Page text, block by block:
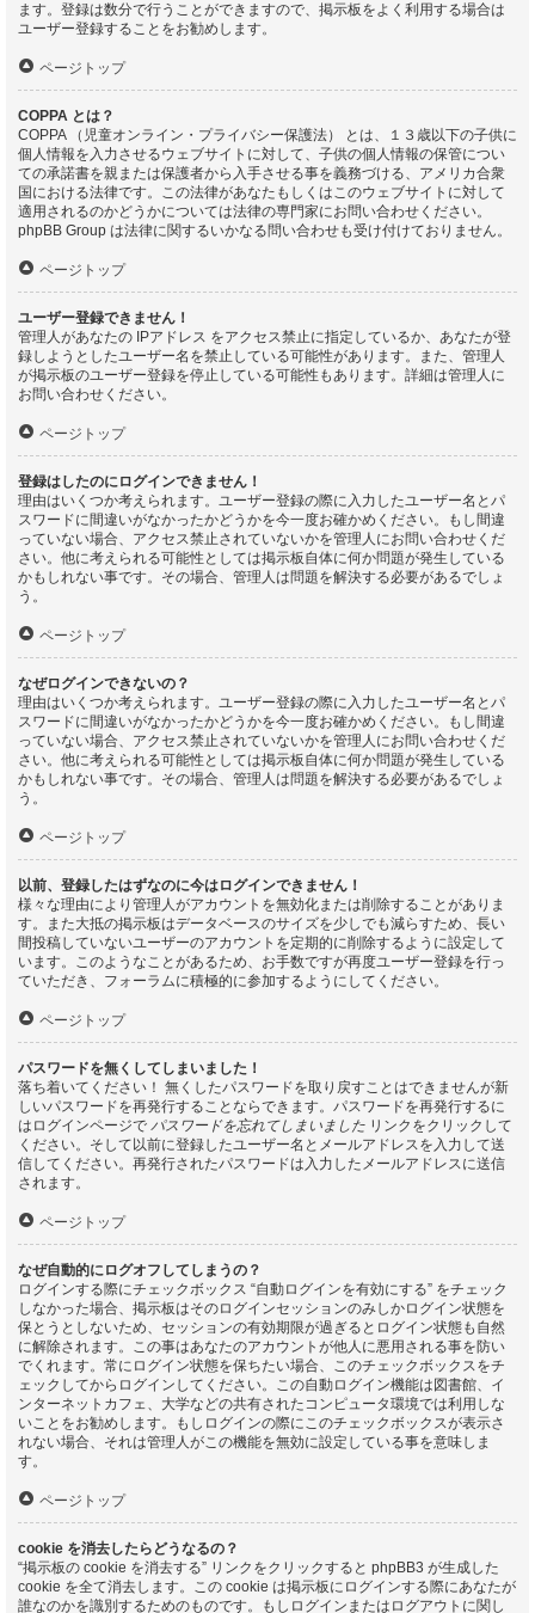
ます。登録は数分で行うことができますので、掲示板をよく利用する場合は
ユーザー登録することをお勧めします。
ページトップ
COPPA とは？
COPPA （児童オンライン・プライバシー保護法） とは、１３歳以下の子供に
個人情報を入力させるウェブサイトに対して、子供の個人情報の保管につい
ての承諾書を親または保護者から入手させる事を義務づける、アメリカ合衆
国における法律です。この法律があなたもしくはこのウェブサイトに対して
適用されるのかどうかについては法律の専門家にお問い合わせください。
phpBB Group は法律に関するいかなる問い合わせも受け付けておりません。
ページトップ
ユーザー登録できません！
管理人があなたの IPアドレス をアクセス禁止に指定しているか、あなたが登
録しようとしたユーザー名を禁止している可能性があります。また、管理人
が掲示板のユーザー登録を停止している可能性もあります。詳細は管理人に
お問い合わせください。
ページトップ
登録はしたのにログインできません！
理由はいくつか考えられます。ユーザー登録の際に入力したユーザー名とパ
スワードに間違いがなかったかどうかを今一度お確かめください。もし間違
っていない場合、アクセス禁止されていないかを管理人にお問い合わせくだ
さい。他に考えられる可能性としては掲示板自体に何か問題が発生している
かもしれない事です。その場合、管理人は問題を解決する必要があるでしょ
う。
ページトップ
なぜログインできないの？
理由はいくつか考えられます。ユーザー登録の際に入力したユーザー名とパ
スワードに間違いがなかったかどうかを今一度お確かめください。もし間違
っていない場合、アクセス禁止されていないかを管理人にお問い合わせくだ
さい。他に考えられる可能性としては掲示板自体に何か問題が発生している
かもしれない事です。その場合、管理人は問題を解決する必要があるでしょ
う。
ページトップ
以前、登録したはずなのに今はログインできません！
様々な理由により管理人がアカウントを無効化または削除することがありま
す。また大抵の掲示板はデータベースのサイズを少しでも減らすため、長い
間投稿していないユーザーのアカウントを定期的に削除するように設定して
います。このようなことがあるため、お手数ですが再度ユーザー登録を行っ
ていただき、フォーラムに積極的に参加するようにしてください。
ページトップ
パスワードを無くしてしまいました！
落ち着いてください！ 無くしたパスワードを取り戻すことはできませんが新
しいパスワードを再発行することならできます。パスワードを再発行するに
はログインページで パスワードを忘れてしまいました リンクをクリックして
ください。そして以前に登録したユーザー名とメールアドレスを入力して送
信してください。再発行されたパスワードは入力したメールアドレスに送信
されます。
ページトップ
なぜ自動的にログオフしてしまうの？
ログインする際にチェックボックス “自動ログインを有効にする” をチェック
しなかった場合、掲示板はそのログインセッションのみしかログイン状態を
保とうとしないため、セッションの有効期限が過ぎるとログイン状態も自然
に解除されます。この事はあなたのアカウントが他人に悪用される事を防い
でくれます。常にログイン状態を保ちたい場合、このチェックボックスをチ
ェックしてからログインしてください。この自動ログイン機能は図書館、イ
ンターネットカフェ、大学などの共有されたコンピュータ環境では利用しな
いことをお勧めします。もしログインの際にこのチェックボックスが表示さ
れない場合、それは管理人がこの機能を無効に設定している事を意味しま
す。
ページトップ
cookie を消去したらどうなるの？
“掲示板の cookie を消去する” リンクをクリックすると phpBB3 が生成した
cookie を全て消去します。この cookie は掲示板にログインする際にあなたが
誰なのかを識別するためのものです。もしログインまたはログアウトに関し